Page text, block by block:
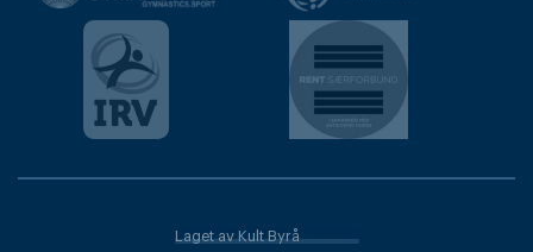
Laget av Kult Byrå